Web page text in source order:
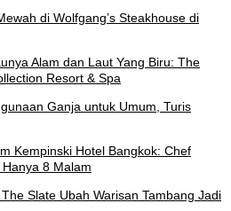
di Wolfgang’s Steakhouse di
Alam dan Laut Yang Biru: The
Resort & Spa
Ganja untuk Umum, Turis
Kempinski Hotel Bangkok: Chef
8 Malam
Slate Ubah Warisan Tambang Jadi